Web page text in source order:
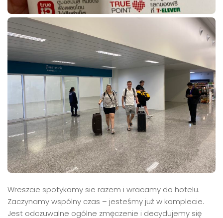
Wreszcie spotykamy sie razem i wracamy do hotelu.
Zaczynamy wspólny czas – jesteśmy już w komplecie.
Jest odczuwalne ogólne zmęczenie i decydujemy się